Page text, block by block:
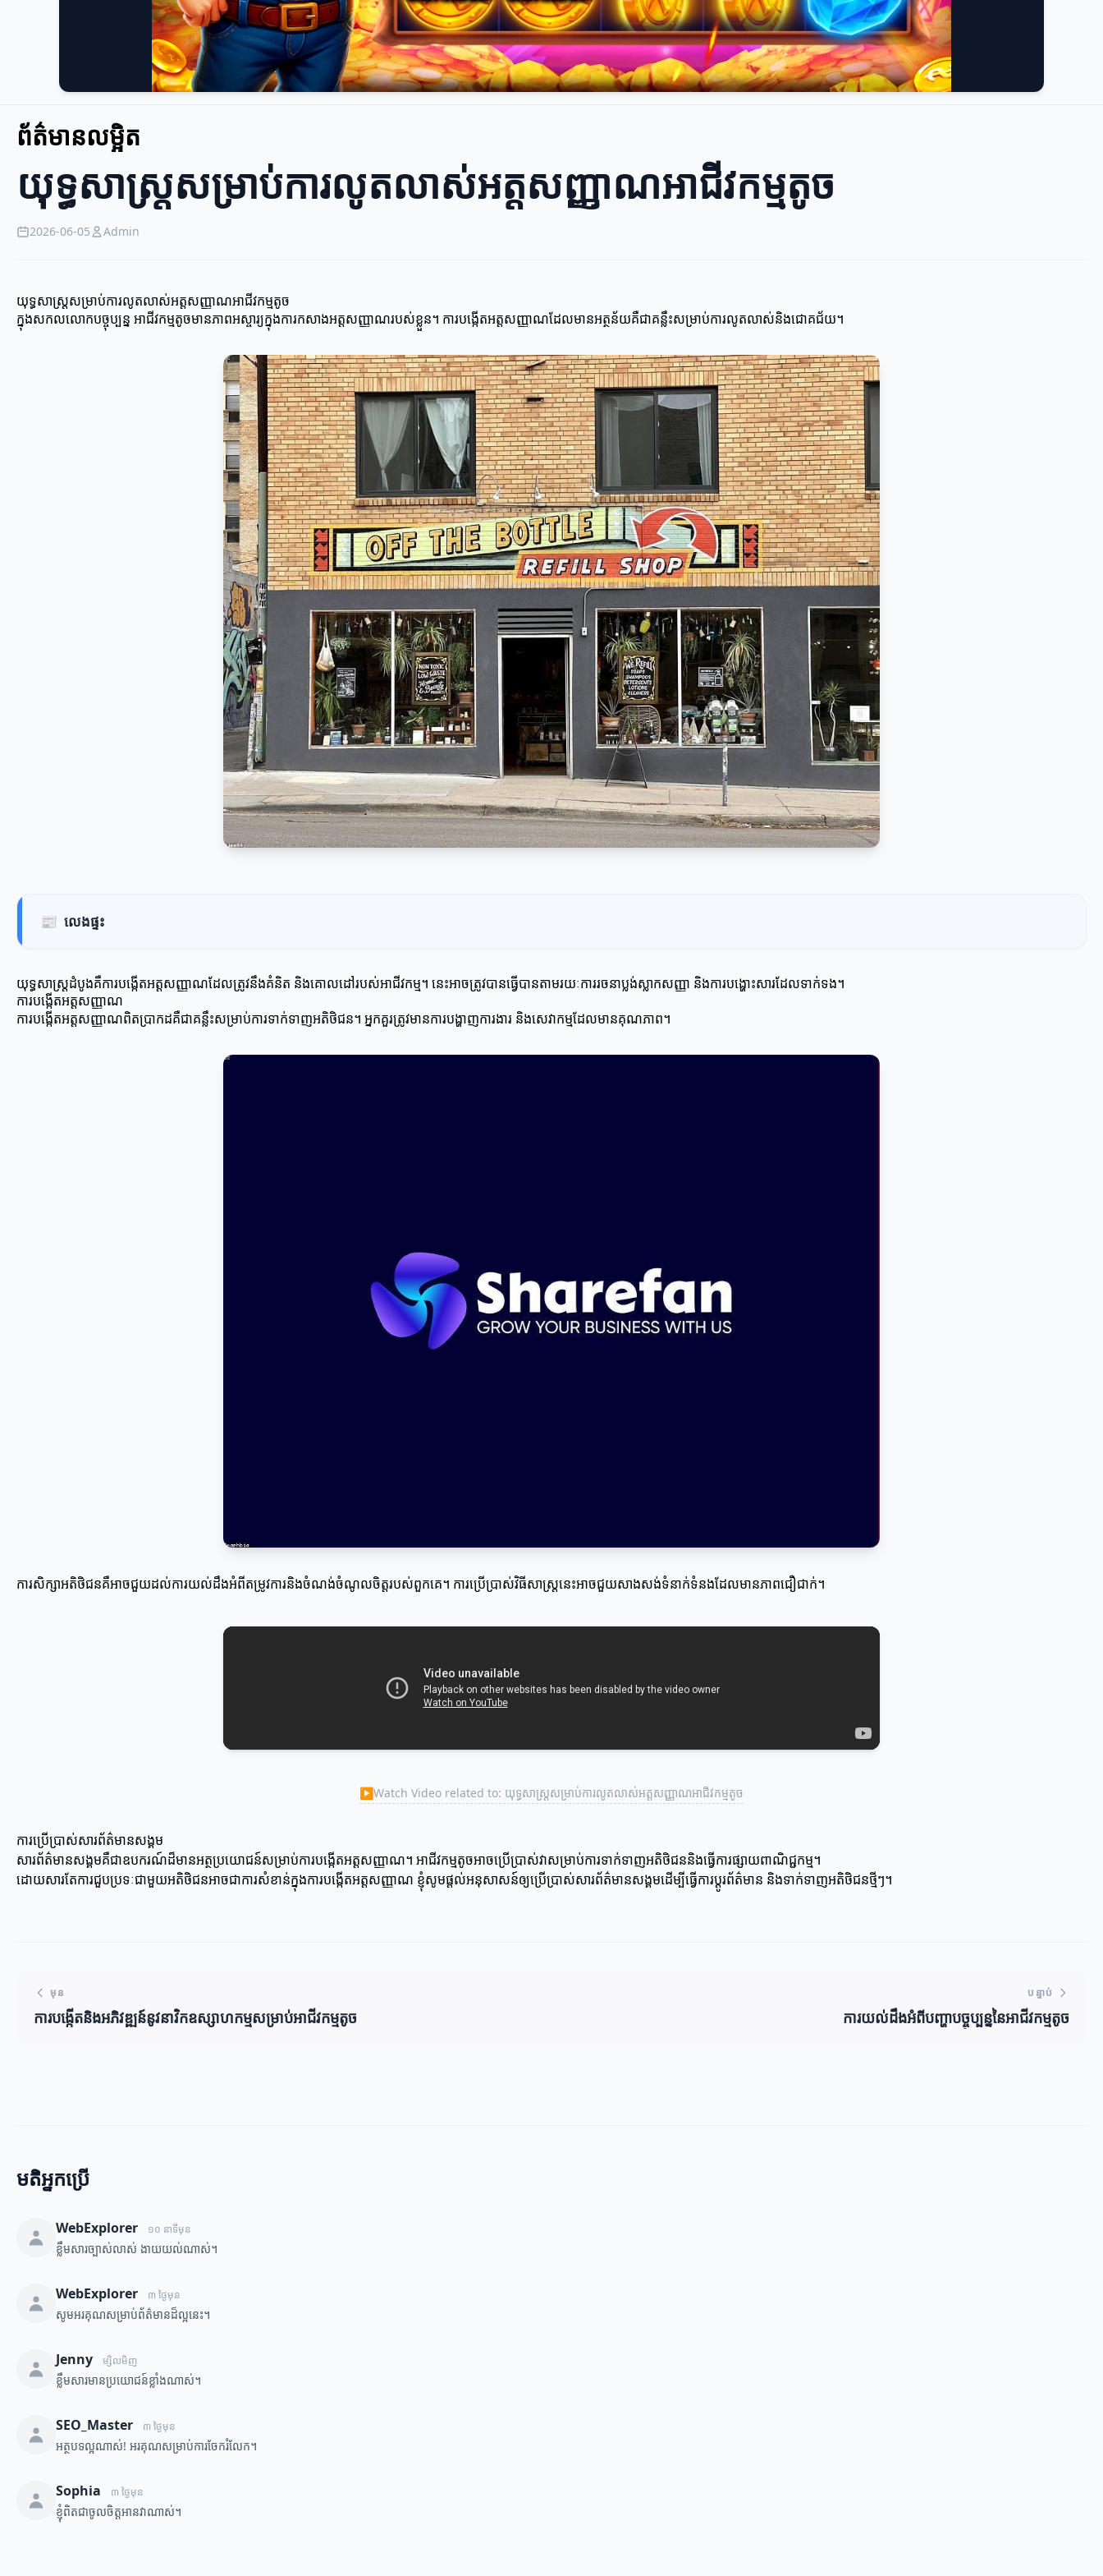
ព័ត៌មានលម្អិត
យុទ្ធសាស្ត្រសម្រាប់ការលូតលាស់អត្តសញ្ញាណអាជីវកម្មតូច
2026-06-05 Admin
យុទ្ធសាស្ត្រសម្រាប់ការលូតលាស់អត្តសញ្ញាណអាជីវកម្មតូច
ក្នុងសកលលោកបច្ចុប្បន្ន អាជីវកម្មតូចមានភាពអស្ចារ្យក្នុងការកសាងអត្តសញ្ញាណរបស់ខ្លួន។ ការបង្កើតអត្តសញ្ញាណដែលមានអត្ថន័យគឺជាគន្លឹះសម្រាប់ការលូតលាស់និងជោគជ័យ។
📰 លេងផ្ទះ
យុទ្ធសាស្ត្រដំបូងគឺការបង្កើតអត្តសញ្ញាណដែលត្រូវនឹងគំនិត និងគោលដៅរបស់អាជីវកម្ម។ នេះអាចត្រូវបានធ្វើបានតាមរយៈការរចនាប្លង់ស្លាកសញ្ញា និងការបង្ហោះសារដែលទាក់ទង។
ការបង្កើតអត្តសញ្ញាណ
ការបង្កើតអត្តសញ្ញាណពិតប្រាកដគឺជាគន្លឹះសម្រាប់ការទាក់ទាញអតិថិជន។ អ្នកគួរត្រូវមានការបង្ហាញការងារ និងសេវាកម្មដែលមានគុណភាព។
ការសិក្សាអតិថិជនគឺអាចជួយដល់ការយល់ដឹងអំពីតម្រូវការនិងចំណង់ចំណូលចិត្តរបស់ពួកគេ។ ការប្រើប្រាស់វិធីសាស្ត្រនេះអាចជួយសាងសង់ទំនាក់ទំនងដែលមានភាពជឿជាក់។
▶Watch Video related to: យុទ្ធសាស្ត្រសម្រាប់ការលូតលាស់អត្តសញ្ញាណអាជីវកម្មតូច
ការប្រើប្រាស់សារព័ត៌មានសង្គម
សារព័ត៌មានសង្គមគឺជាឧបករណ៍ដ៏មានអត្ថប្រយោជន៍សម្រាប់ការបង្កើតអត្តសញ្ញាណ។ អាជីវកម្មតូចអាចប្រើប្រាស់វាសម្រាប់ការទាក់ទាញអតិថិជននិងធ្វើការផ្សាយពាណិជ្ជកម្ម។
ដោយសារតែការជួបប្រទៈជាមួយអតិថិជនអាចជាការសំខាន់ក្នុងការបង្កើតអត្តសញ្ញាណ ខ្ញុំសូមផ្តល់អនុសាសន៍ឲ្យប្រើប្រាស់សារព័ត៌មានសង្គមដើម្បីធ្វើការប្ដូរព័ត៌មាន និងទាក់ទាញអតិថិជនថ្មីៗ។
មុន
ការបង្កើតនិងអភិវឌ្ឍន៍នូវនាវិកឧស្សាហកម្មសម្រាប់អាជីវកម្មតូច
បន្ទាប់
ការយល់ដឹងអំពីបញ្ហាបច្ចុប្បន្ននៃអាជីវកម្មតូច
មតិអ្នកប្រើ
WebExplorer ១០ នាទីមុន
ខ្លឹមសារច្បាស់លាស់ ងាយយល់ណាស់។
WebExplorer ៣ ថ្ងៃមុន
សូមអរគុណសម្រាប់ព័ត៌មានដ៏ល្អនេះ។
Jenny ម្សិលមិញ
ខ្លឹមសារមានប្រយោជន៍ខ្លាំងណាស់។
SEO_Master ៣ ថ្ងៃមុន
អត្ថបទល្អណាស់! អរគុណសម្រាប់ការចែករំលែក។
Sophia ៣ ថ្ងៃមុន
ខ្ញុំពិតជាចូលចិត្តអានវាណាស់។